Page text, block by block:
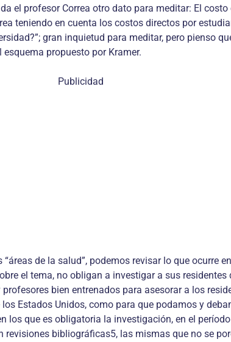
el profesor Correa otro dato para meditar: El
teniendo en cuenta los costos directos por
gran inquietud para meditar, pero pienso
propuesto por Kramer.
Publicidad
de la salud”, podemos revisar lo que ocurre
el tema, no obligan a investigar a sus
bien entrenados para asesorar a los
Estados Unidos, como para que podamos y
que es obligatoria la investigación, en el
bibliográficas5, las mismas que no se